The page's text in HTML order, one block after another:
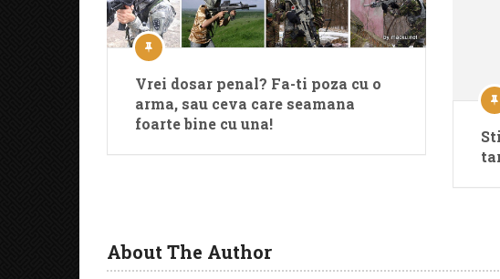
Vrei dosar penal? Fa-ti poza cu o
arma, sau ceva care seamana
foarte bine cu una!
About The Author